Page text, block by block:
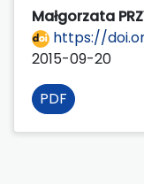
Małgorzata
https://
2015-09-20
PDF